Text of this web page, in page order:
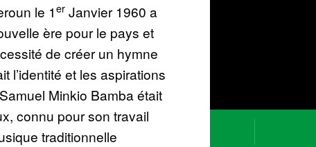
le 1erJanvier 1960 a
ère pour le pays et
de créer un hymne
l’identité et les aspirations
Minkio Bamba était
connu pour son travail
traditionnelle